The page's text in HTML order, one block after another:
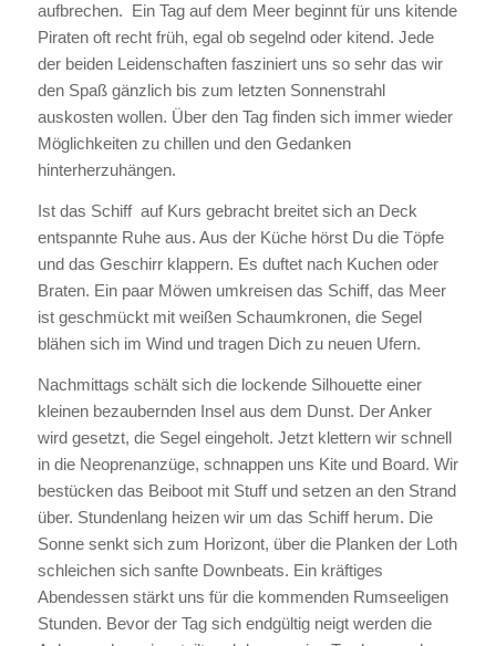
aufbrechen. Ein Tag auf dem Meer beginnt für uns kitende
Piraten oft recht früh, egal ob segelnd oder kitend. Jede
der beiden Leidenschaften fasziniert uns so sehr das wir
den Spaß gänzlich bis zum letzten Sonnenstrahl
auskosten wollen. Über den Tag finden sich immer wieder
Möglichkeiten zu chillen und den Gedanken
hinterherzuhängen.
Ist das Schiff auf Kurs gebracht breitet sich an Deck
entspannte Ruhe aus. Aus der Küche hörst Du die Töpfe
und das Geschirr klappern. Es duftet nach Kuchen oder
Braten. Ein paar Möwen umkreisen das Schiff, das Meer
ist geschmückt mit weißen Schaumkronen, die Segel
blähen sich im Wind und tragen Dich zu neuen Ufern.
Nachmittags schält sich die lockende Silhouette einer
kleinen bezaubernden Insel aus dem Dunst. Der Anker
wird gesetzt, die Segel eingeholt. Jetzt klettern wir schnell
in die Neoprenanzüge, schnappen uns Kite und Board. Wir
bestücken das Beiboot mit Stuff und setzen an den Strand
über. Stundenlang heizen wir um das Schiff herum. Die
Sonne senkt sich zum Horizont, über die Planken der Loth
schleichen sich sanfte Downbeats. Ein kräftiges
Abendessen stärkt uns für die kommenden Rumseeligen
Stunden. Bevor der Tag sich endgültig neigt werden die